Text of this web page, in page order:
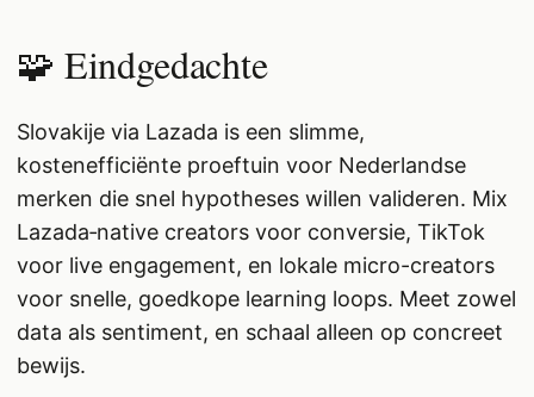
🧩 Eindgedachte
Slovakije via Lazada is een slimme,
kostenefficiënte proeftuin voor Nederlandse
merken die snel hypotheses willen valideren. Mix
Lazada‑native creators voor conversie, TikTok
voor live engagement, en lokale micro-creators
voor snelle, goedkope learning loops. Meet zowel
data als sentiment, en schaal alleen op concreet
bewijs.